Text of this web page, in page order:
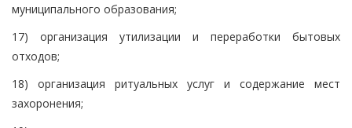
муниципального образования;
17) организация утилизации и переработки бытовых
отходов;
18) организация ритуальных услуг и содержание мест
захоронения;